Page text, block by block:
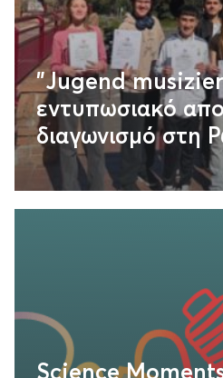
"Jugend
εντυπωσιακό
διαγωνισμό στη
Science